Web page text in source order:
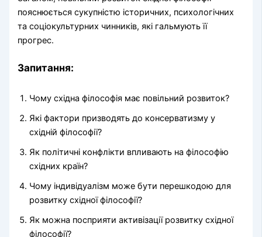
пояснюється сукупністю історичних, психологічних
та соціокультурних чинників, які гальмують її
прогрес.
Запитання:
Чому східна філософія має повільний розвиток?
Які фактори призводять до консерватизму у
східній філософії?
Як політичні конфлікти впливають на філософію
східних країн?
Чому індивідуалізм може бути перешкодою для
розвитку східної філософії?
Як можна посприяти активізації розвитку східної
філософії?